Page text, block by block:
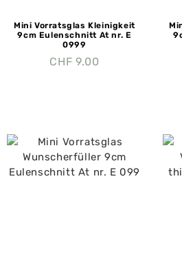
Mini Vorratsglas Kleinigkeit
9cm Eulenschnitt At nr. E
0999
CHF 9.00